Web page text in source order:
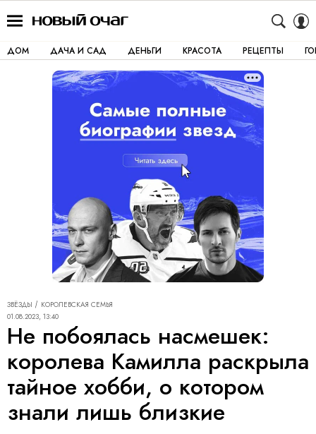
ДОМ ДАЧА И САД ДЕНЬГИ КРАСОТА РЕЦЕПТЫ
ЗВЁЗДЫ
КОРОЛЕВСКАЯ СЕМЬЯ
01.08.2023, 13:40
Не побоялась насмешек:
королева Камилла раскрыла
тайное хобби, о котором
знали лишь близкие